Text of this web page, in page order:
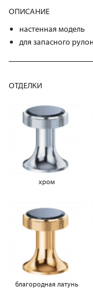
ОПИСАНИЕ
настенная модель
для запасного
ОТДЕЛКИ
хром
благородная латунь